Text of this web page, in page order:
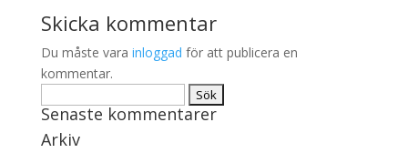
Skicka kommentar
Du måste vara inloggad för att publicera en
kommentar.
efter:
Senaste kommentarer
Arkiv